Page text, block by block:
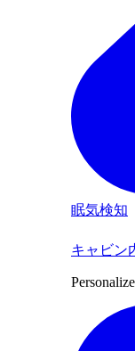
眠気検知
キャビン